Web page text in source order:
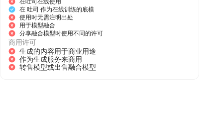
在 吐司 作为在线训练的底模
使用时无需注明出处
用于模型融合
分享融合模型时使用不同的许可
商用许可
生成的内容用于商业用途
作为生成服务来商用
转售模型或出售融合模型